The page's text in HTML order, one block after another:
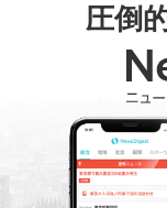
圧倒